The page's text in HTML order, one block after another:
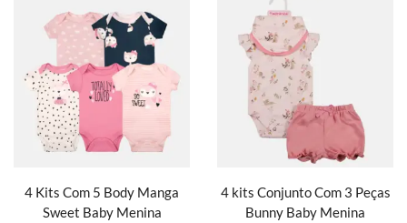
4 Kits Com 5 Body Manga
Sweet Baby Menina
4 kits Conjunto Com 3 Peças
Bunny Baby Menina